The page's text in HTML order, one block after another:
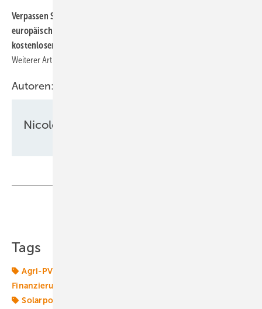
Verpassen Sie keine Informationen zur Entwicklung auf dem
europäischen Solarmarkt! Abonnieren Sie dazu unseren
kostenlosen Newsletter!
Weiterer Artikel zum Thema
Autoren:
Nicole Weinhold
Tags
Agri-PV
Finanzierung
Solarpolitik